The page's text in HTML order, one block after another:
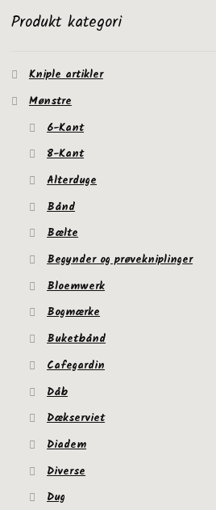
Produkt kategori
Kniple artikler
Mønstre
6-Kant
8-Kant
Alterduge
Bånd
Bælte
Begynder og prøvekniplinger
Bloemwerk
Bogmærke
Buketbånd
Cafegardin
Dåb
Dækserviet
Diadem
Diverse
Dug